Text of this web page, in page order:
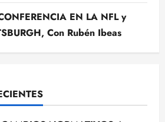
EN LA NFL y
Con Rubén Ibeas